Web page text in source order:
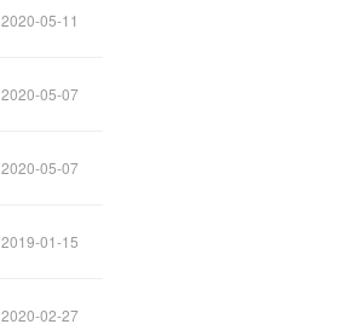
2020-05-11
2020-05-07
2020-05-07
2019-01-15
2020-02-27